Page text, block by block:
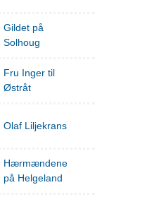
Gildet på
Solhoug
Fru Inger til
Østråt
Olaf Liljekrans
Hærmændene
på Helgeland